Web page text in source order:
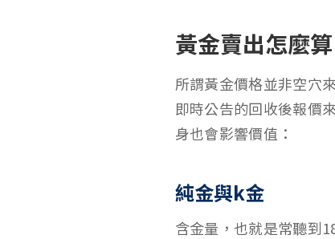
黃金賣出怎麼
所謂黃金價格並非空穴
即時公告的回收後報價
身也會影響價值：
純金與k金
含金量，也就是常聽到